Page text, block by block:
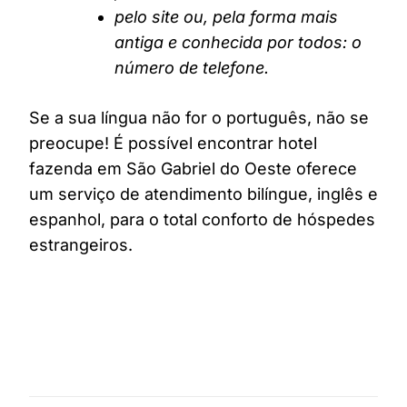
pelo site ou, pela forma mais
antiga e conhecida por todos: o
número de telefone.
Se a sua língua não for o português, não se
preocupe! É possível encontrar hotel
fazenda em São Gabriel do Oeste oferece
um serviço de atendimento bilíngue, inglês e
espanhol, para o total conforto de hóspedes
estrangeiros.